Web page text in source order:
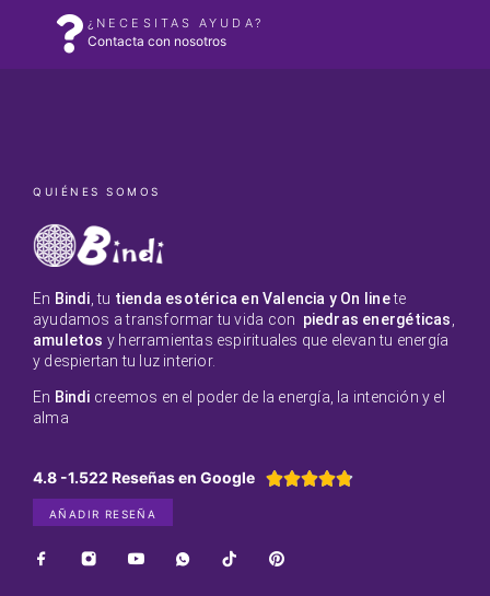
¿NECESITAS AYUDA?
Contacta con nosotros
QUIÉNES SOMOS
En Bindi , tu tienda esotérica en Valencia y On linete
ayudamos a transformar tu vida con piedras energéticas
amuletos y herramientas espirituales que elevan tu energía
y despiertan tu luz interior.
En Bindi creemos en el poder de la energía, la intención y el
alma
4.8 -1.522 Reseñas en Google 
AÑADIR RESEÑA